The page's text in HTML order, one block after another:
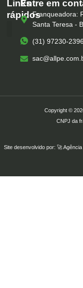
Links
rápidos
Entre em
Franqueadora:
Santa Teresa -
(31) 97230-2396
Copyright ©
CNPJ da
Site desenvolvido por: 🚀